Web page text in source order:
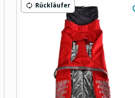
Rückläufer